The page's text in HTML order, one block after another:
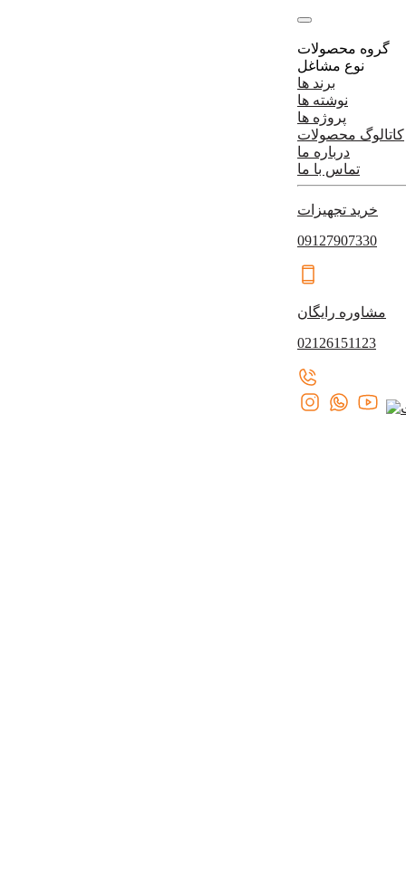
گروه محصولات
نوع مشاغل
برند ها
نوشته ها
پروژه ها
کاتالوگ محصولات
درباره ما
تماس با ما
خرید تجهیزات
09127907330
مشاوره رایگان
02126151123